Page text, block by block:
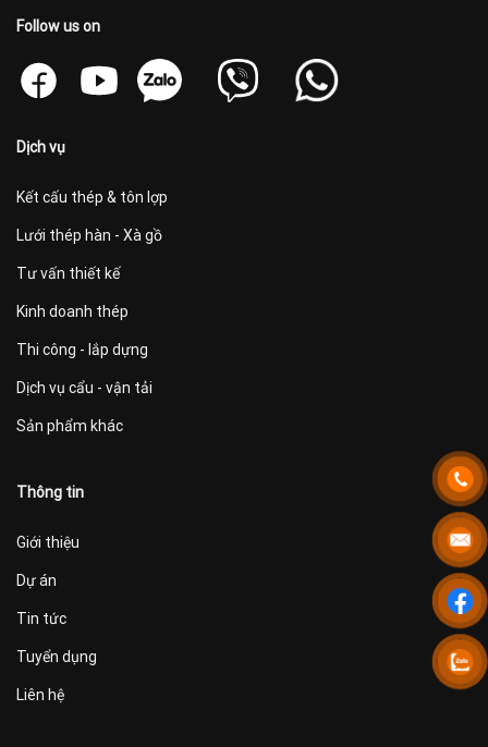
Follow us on
Dịch vụ
Kết cấu thép & tôn lợp
Lưới thép hàn - Xà gồ
Tư vấn thiết kế
Kinh doanh thép
Thi công - lắp dựng
Dịch vụ cẩu - vận tải
Sản phẩm khác
Thông tin
Giới thiệu
Dự án
Tin tức
Tuyển dụng
Liên hệ